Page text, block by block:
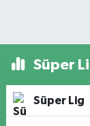
Süper
Süper Lig